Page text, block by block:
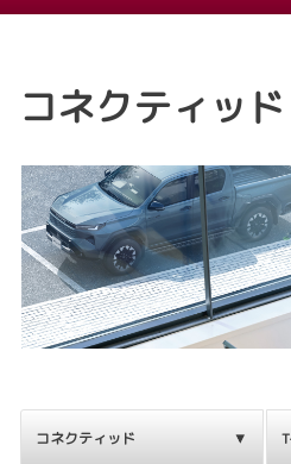
コネクティッド
コネクティッド